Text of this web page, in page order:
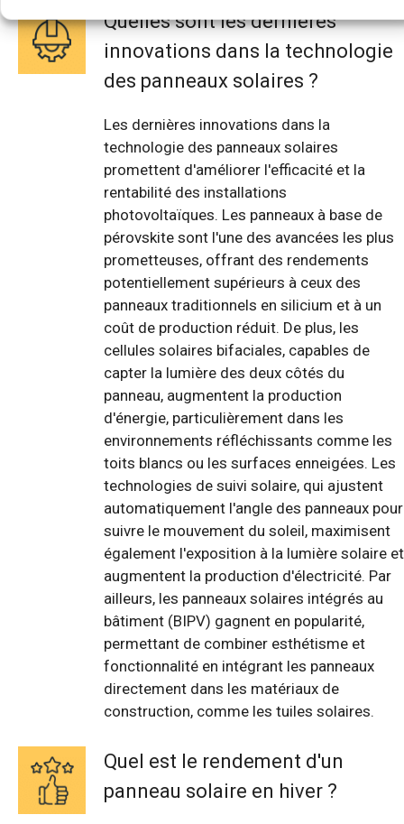
Quelles sont les dernières
innovations dans la technologie
des panneaux solaires ?
Les dernières innovations dans la
technologie des panneaux solaires
promettent d'améliorer l'efficacité et la
rentabilité des installations
photovoltaïques. Les panneaux à base de
pérovskite sont l'une des avancées les plus
prometteuses, offrant des rendements
potentiellement supérieurs à ceux des
panneaux traditionnels en silicium et à un
coût de production réduit. De plus, les
cellules solaires bifaciales, capables de
capter la lumière des deux côtés du
panneau, augmentent la production
d'énergie, particulièrement dans les
environnements réfléchissants comme les
toits blancs ou les surfaces enneigées. Les
technologies de suivi solaire, qui ajustent
automatiquement l'angle des panneaux pour
suivre le mouvement du soleil, maximisent
également l'exposition à la lumière solaire et
augmentent la production d'électricité. Par
ailleurs, les panneaux solaires intégrés au
bâtiment (BIPV) gagnent en popularité,
permettant de combiner esthétisme et
fonctionnalité en intégrant les panneaux
directement dans les matériaux de
construction, comme les tuiles solaires.
Quel est le rendement d'un
panneau solaire en hiver ?